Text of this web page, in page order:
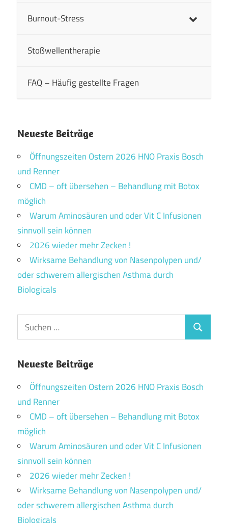
Burnout-Stress
Stoßwellentherapie
FAQ – Häufig gestellte Fragen
Neueste Beiträge
Öffnungszeiten Ostern 2026 HNO Praxis Bosch
und Renner
CMD – oft übersehen – Behandlung mit Botox
möglich
Warum Aminosäuren und oder Vit C Infusionen
sinnvoll sein können
2026 wieder mehr Zecken !
Wirksame Behandlung von Nasenpolypen und/
oder schwerem allergischen Asthma durch
Biologicals
Suchen
nach:
Suchen
Neueste Beiträge
Öffnungszeiten Ostern 2026 HNO Praxis Bosch
und Renner
CMD – oft übersehen – Behandlung mit Botox
möglich
Warum Aminosäuren und oder Vit C Infusionen
sinnvoll sein können
2026 wieder mehr Zecken !
Wirksame Behandlung von Nasenpolypen und/
oder schwerem allergischen Asthma durch
Biologicals